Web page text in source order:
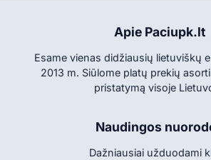
Apie Paciupk.lt
Esame vienas didžiausių lietuviškų
2013 m. Siūlome platų prekių
pristatymą visoje
Naudingos
Dažniausiai užduodami